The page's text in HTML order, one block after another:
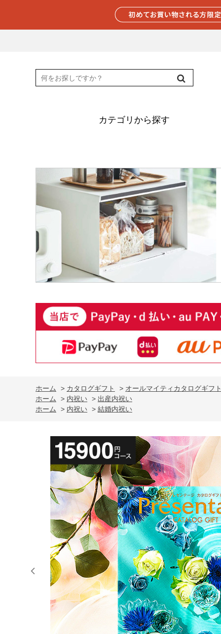
カテゴリから探す
ホーム > カタログギフト > オールマイティカタログギフト
ホーム
> 内祝い > 出産内祝い
ホーム
> 内祝い > 結婚内祝い